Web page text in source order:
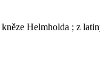
Helmholda ; z